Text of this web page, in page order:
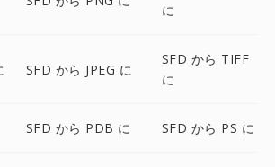
に
SFD から JPEG に
SFD から TIFF
に
SFD から PDB に SFD から PS に